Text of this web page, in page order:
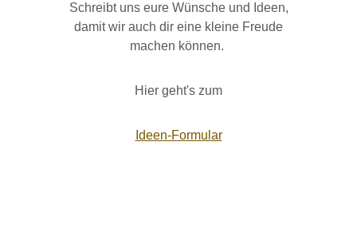
Schreibt uns eure Wünsche und Ideen,
damit wir auch dir eine kleine Freude
machen können.
Hier geht's zum
Ideen-Formular